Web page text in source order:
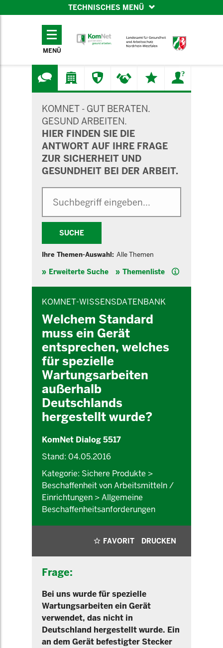
TECHNISCHES MENÜ
TECHNISCHES
MENÜ
KOMNET - GUT BERATEN.
GESUND ARBEITEN.
HIER FINDEN SIE DIE
ANTWORT AUF IHRE FRAGE
ZUR SICHERHEIT UND
GESUNDHEIT BEI DER ARBEIT.
SUCHE
Ihre Themen-Auswahl: Alle Themen
Erweiterte Suche Themenliste Hilfe
KOMNET-WISSENSDATENBANK
Welchem Standard
muss ein Gerät
entsprechen, welches
für spezielle
Wartungsarbeiten
außerhalb
Deutschlands
hergestellt wurde?
KomNet Dialog 5517
Stand: 04.05.2016
Kategorie: Sichere Produkte >
Beschaffenheit von Arbeitsmitteln /
Einrichtungen > Allgemeine
Beschaffenheitsanforderungen
FAVORIT DRUCKEN
Frage:
Bei uns wurde für spezielle
Wartungsarbeiten ein Gerät
verwendet, das nicht in
Deutschland hergestellt wurde. Ein
an dem Gerät befestigter Stecker